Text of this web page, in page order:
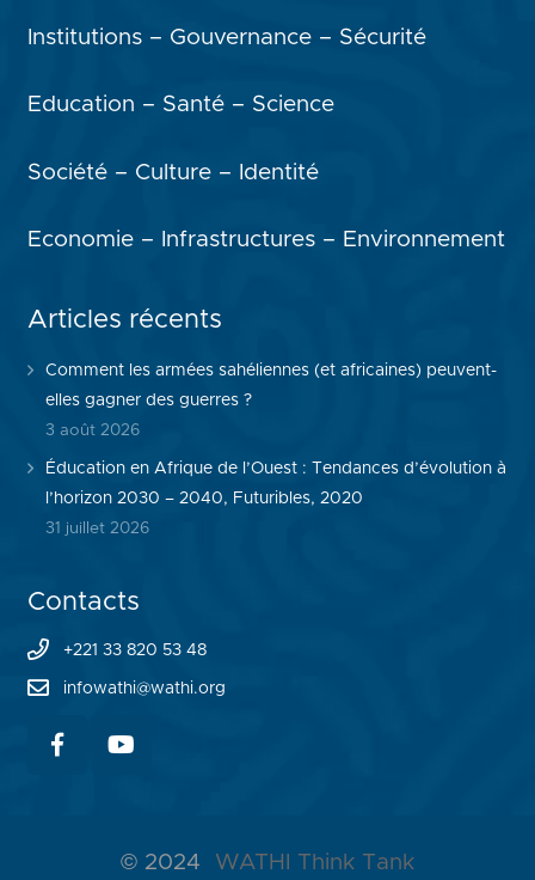
Institutions – Gouvernance – Sécurité
Education – Santé – Science
Société – Culture – Identité
Economie – Infrastructures – Environnement
Articles récents
Comment les armées sahéliennes (et africaines) peuvent-
elles gagner des guerres ?
3 août 2026
Éducation en Afrique de l’Ouest : Tendances d’évolution à
l’horizon 2030 – 2040, Futuribles, 2020
31 juillet 2026
Contacts
+221 33 820 53 48
infowathi@wathi.org
© 2024 WATHI Think Tank